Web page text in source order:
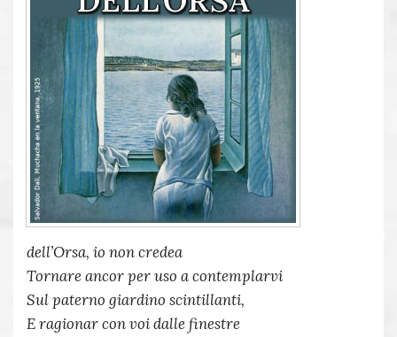
dell’Orsa, io non credea
Tornare ancor per uso a contemplarvi
Sul paterno giardino scintillanti,
E ragionar con voi dalle finestre